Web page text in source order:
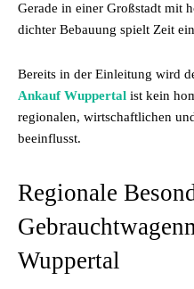
Gerade in einer Großstadt mit
dichter Bebauung spielt Zeit
Bereits in der Einleitung wird
Ankauf Wuppertal ist kein
regionalen, wirtschaftlichen
beeinflusst.
Regionale
Wuppertal